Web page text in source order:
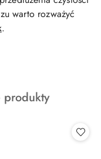
warto rozważyć
.
produkty